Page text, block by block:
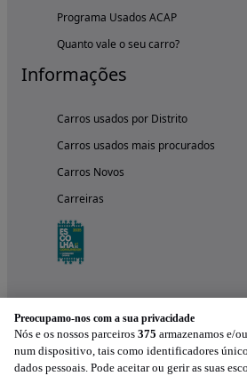
Programa Usados ACAP
Quanto vale o seu carro?
Informações
Carros usados por Distrito
Carros usados mais procurados
Carros Novos
Carreiras
Preocupamo-nos com a sua privacidade
Nós e os nossos parceiros 375 armazenamos e/
num dispositivo, tais como identificadores
dados pessoais. Pode aceitar ou gerir as suas